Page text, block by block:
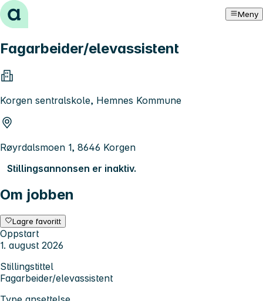
Hopp til innhold Meny
Fagarbeider/elevassistent
Korgen sentralskole, Hemnes Kommune
Røyrdalsmoen 1, 8646 Korgen
Stillingsannonsen er inaktiv.
Om jobben
Lagre favoritt
Oppstart
1. august 2026
Stillingstittel
Fagarbeider/elevassistent